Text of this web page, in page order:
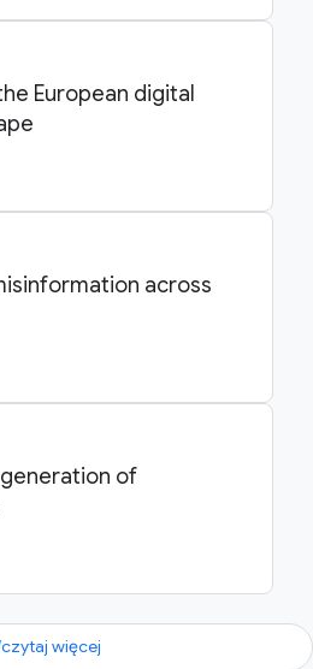
European digital
across
of
więcej